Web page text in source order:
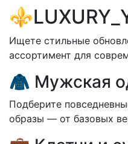
Ищете стильные
ассортимент для
🧥 Мужская
Подберите
образы — от базовых